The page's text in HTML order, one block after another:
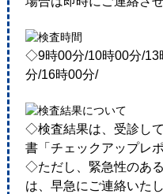
◇9時00分/10時00分/13
分/16時00分/
◇検査結果は、受診し
書「チェックアップレ
◇ただし、緊急性のあ
は、早急にご連絡いたし